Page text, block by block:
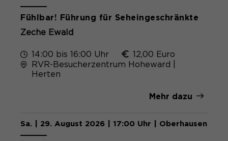
Fühlbar! Führung für Seheingeschränkte
Zeche Ewald
14:00 bis 16:00 Uhr
12,00 Euro
RVR-Besucherzentrum Hoheward |
Herten
Mehr dazu
Sa. | 29. August 2026 | 17:00 Uhr | Oberhausen